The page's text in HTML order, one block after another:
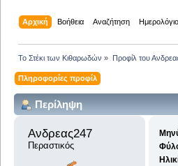
Αρχική Βοήθεια Αναζήτηση Ημερολόγιο
Το Στέκι των Κιθαρωδών » Προφίλ του
Πληροφορίες προφίλ
Περίληψη
Ανδρεας247
Περαστικός